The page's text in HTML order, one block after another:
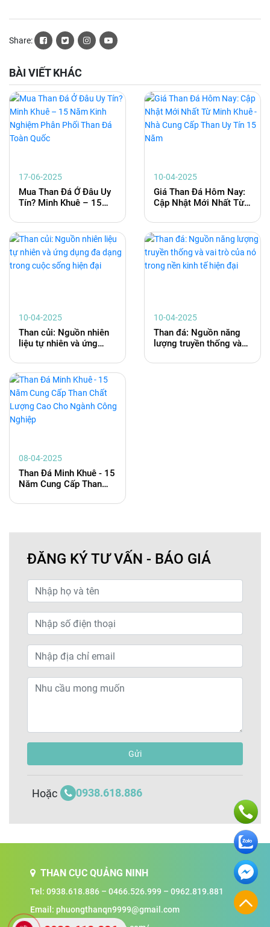
Share:
BÀI VIẾT KHÁC
17-06-2025
Mua Than Đá Ở Đâu Uy
Tín? Minh Khuê – 15
Phối Than Đá Toàn
Quốc
10-04-2025
Giá Than Đá Hôm Nay:
Cập Nhật Mới Nhất Từ
Cấp Than Uy Tín 15
Năm
10-04-2025
Than củi: Nguồn nhiên
liệu tự nhiên và ứng
cuộc sống hiện đại
10-04-2025
Than đá: Nguồn năng
lượng truyền thống và
kinh tế hiện đại
08-04-2025
Than Đá Minh Khuê - 15
Năm Cung Cấp Than
Ngành Công Nghiệp
ĐĂNG KÝ TƯ VẤN - BÁO GIÁ
Gửi
Hoặc 0938.618.886
THAN CỤC QUẢNG NINH
Tel: 0938.618.886 – 0466.526.999 – 0962.819.881
Email: phuongthanqn9999@gmail.com